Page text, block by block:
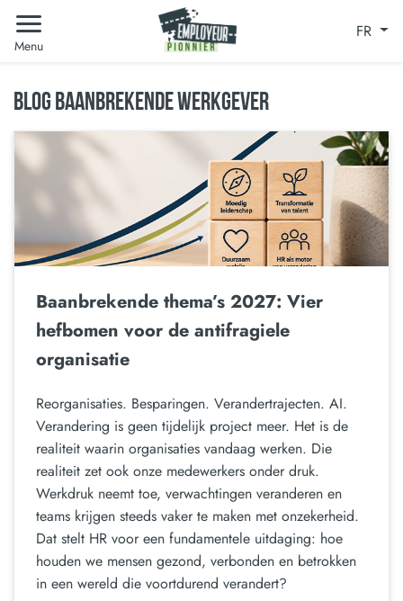
Menu
FR
BLOG BAANBREKENDE WERKGEVER
Baanbrekende thema’s 2027: Vier
hefbomen voor de antifragiele
organisatie
Reorganisaties. Besparingen. Verandertrajecten. AI.
Verandering is geen tijdelijk project meer. Het is de
realiteit waarin organisaties vandaag werken. Die
realiteit zet ook onze medewerkers onder druk.
Werkdruk neemt toe, verwachtingen veranderen en
teams krijgen steeds vaker te maken met onzekerheid.
Dat stelt HR voor een fundamentele uitdaging: hoe
houden we mensen gezond, verbonden en betrokken
in een wereld die voortdurend verandert?